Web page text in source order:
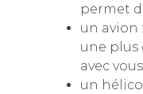
permet
un avion
une plus
avec
un